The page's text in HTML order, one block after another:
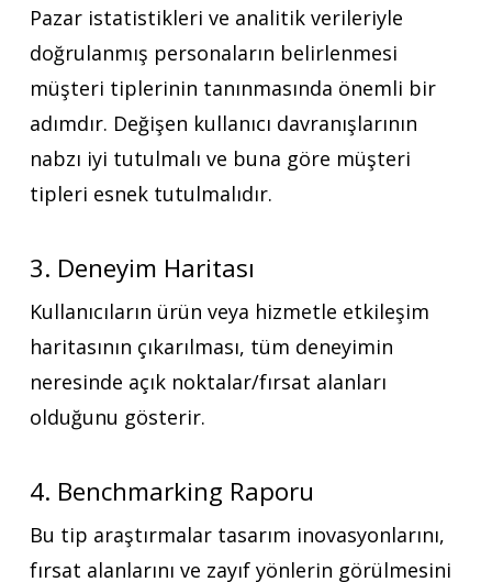
Pazar istatistikleri ve analitik verileriyle
doğrulanmış personaların belirlenmesi
müşteri tiplerinin tanınmasında önemli bir
adımdır. Değişen kullanıcı davranışlarının
nabzı iyi tutulmalı ve buna göre müşteri
tipleri esnek tutulmalıdır.
3. Deneyim Haritası
Kullanıcıların ürün veya hizmetle etkileşim
haritasının çıkarılması, tüm deneyimin
neresinde açık noktalar/fırsat alanları
olduğunu gösterir.
4. Benchmarking Raporu
Bu tip araştırmalar tasarım inovasyonlarını,
fırsat alanlarını ve zayıf yönlerin görülmesini